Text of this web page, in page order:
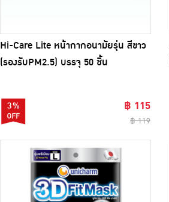
Hi-Care Lite หน้ากากอนามัยรุ่น สีขาว
(รองรับPM2.5) บรรจุ 50 ชิ้น
3% ฿ 115
฿ 119